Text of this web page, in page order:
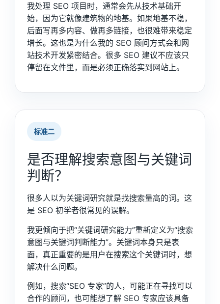
我处理 SEO 项目时，通常会先从技术基础开
始，因为它就像建筑物的地基。如果地基不稳，
后面写再多内容、做再多链接，也很难带来稳定
增长。这也是为什么我的 SEO 顾问方式会和网
站技术开发紧密结合。很多 SEO 建议不应该只
停留在文件里，而是必须正确落实到网站上。
标准二
是否理解搜索意图与关键词
判断？
很多人以为关键词研究就是找搜索量高的词。这
是 SEO 初学者很常见的误解。
我更倾向于把“关键词研究能力”重新定义为“搜索
意图与关键词判断能力”。关键词本身只是表
面，真正重要的是用户在搜索这个关键词时，想
解决什么问题。
例如，搜索“SEO 专家”的人，可能正在寻找可以
合作的顾问，也可能想了解 SEO 专家应该具备